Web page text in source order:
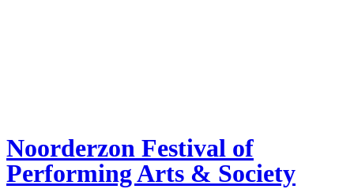
Noorderzon Festival of
Performing Arts & Society